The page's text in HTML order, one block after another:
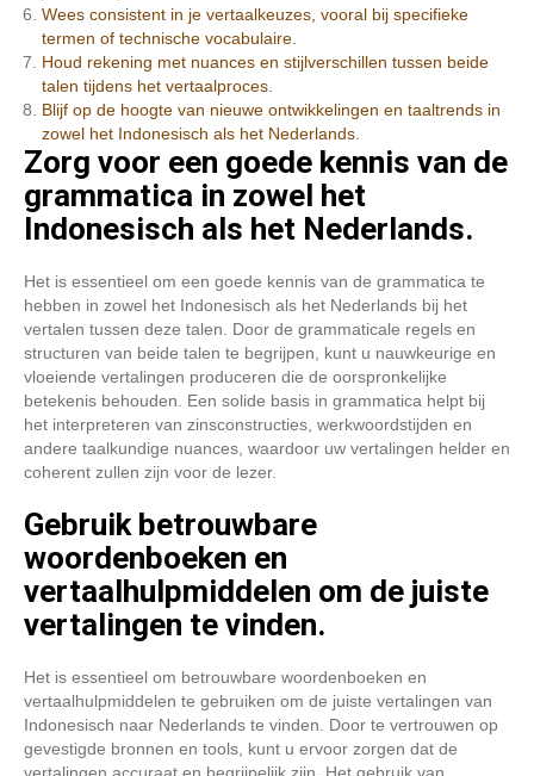
Wees consistent in je vertaalkeuzes, vooral bij specifieke
termen of technische vocabulaire.
Houd rekening met nuances en stijlverschillen tussen beide
talen tijdens het vertaalproces.
Blijf op de hoogte van nieuwe ontwikkelingen en taaltrends in
zowel het Indonesisch als het Nederlands.
Zorg voor een goede kennis van de
grammatica in zowel het
Indonesisch als het Nederlands.
Het is essentieel om een goede kennis van de grammatica te
hebben in zowel het Indonesisch als het Nederlands bij het
vertalen tussen deze talen. Door de grammaticale regels en
structuren van beide talen te begrijpen, kunt u nauwkeurige en
vloeiende vertalingen produceren die de oorspronkelijke
betekenis behouden. Een solide basis in grammatica helpt bij
het interpreteren van zinsconstructies, werkwoordstijden en
andere taalkundige nuances, waardoor uw vertalingen helder en
coherent zullen zijn voor de lezer.
Gebruik betrouwbare
woordenboeken en
vertaalhulpmiddelen om de juiste
vertalingen te vinden.
Het is essentieel om betrouwbare woordenboeken en
vertaalhulpmiddelen te gebruiken om de juiste vertalingen van
Indonesisch naar Nederlands te vinden. Door te vertrouwen op
gevestigde bronnen en tools, kunt u ervoor zorgen dat de